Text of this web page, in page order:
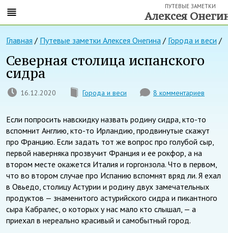
ПУТЕВЫЕ ЗАМЕТКИ
Алексея
Главная / Путевые заметки Алексея Онегина / Города и веси /
Северная столица испанского
сидра
16.12.2020 Города и веси 8 комментариев
Если попросить навскидку назвать родину сидра, кто-то
вспомнит Англию, кто-то Ирландию, продвинутые скажут
про Францию. Если задать тот же вопрос про голубой сыр,
первой наверняка прозвучит Франция и ее рокфор, а на
втором месте окажется Италия и горгонзола. Что в первом,
что во втором случае про Испанию вспомнят вряд ли. Я ехал
в Овьедо, столицу Астурии и родину двух замечательных
продуктов — знаменитого астурийского сидра и пикантного
сыра Кабралес, о которых у нас мало кто слышал, — а
приехал в нереально красивый и самобытный город.